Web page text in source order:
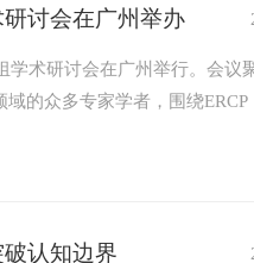
讨会在广州举办
学术研讨会在广州举行。会议
的众多专家学者，围绕ERCP
认知边界